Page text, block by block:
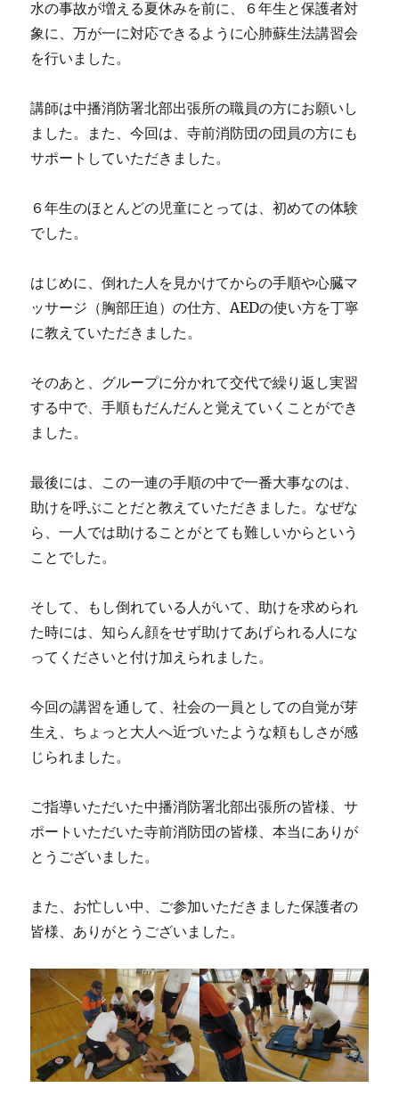
水の事故が増える夏休みを前に、６年生と保護者対
象に、万が一に対応できるように心肺蘇生法講習会
を行いました。
講師は中播消防署北部出張所の職員の方にお願いし
ました。また、今回は、寺前消防団の団員の方にも
サポートしていただきました。
６年生のほとんどの児童にとっては、初めての体験
でした。
はじめに、倒れた人を見かけてからの手順や心臓マ
ッサージ（胸部圧迫）の仕方、AEDの使い方を丁寧
に教えていただきました。
そのあと、グループに分かれて交代で繰り返し実習
する中で、手順もだんだんと覚えていくことができ
ました。
最後には、この一連の手順の中で一番大事なのは、
助けを呼ぶことだと教えていただきました。なぜな
ら、一人では助けることがとても難しいからという
ことでした。
そして、もし倒れている人がいて、助けを求められ
た時には、知らん顔をせず助けてあげられる人にな
ってくださいと付け加えられました。
今回の講習を通して、社会の一員としての自覚が芽
生え、ちょっと大人へ近づいたような頼もしさが感
じられました。
ご指導いただいた中播消防署北部出張所の皆様、サ
ポートいただいた寺前消防団の皆様、本当にありが
とうございました。
また、お忙しい中、ご参加いただきました保護者の
皆様、ありがとうございました。